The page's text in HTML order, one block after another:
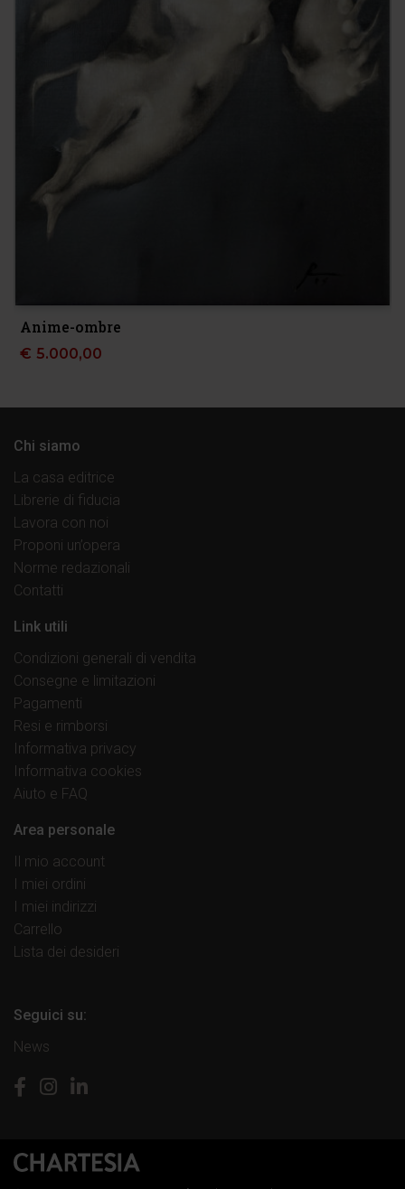
Anime-ombre
€ 5.000,00
Chi siamo
La casa editrice
Librerie di fiducia
Lavora con noi
Proponi un’opera
Norme redazionali
Contatti
Link utili
Condizioni generali di vendita
Consegne e limitazioni
Pagamenti
Resi e rimborsi
Informativa privacy
Informativa cookies
Aiuto e FAQ
Area personale
Il mio account
I miei ordini
I miei indirizzi
Carrello
Lista dei desideri
Seguici su:
News